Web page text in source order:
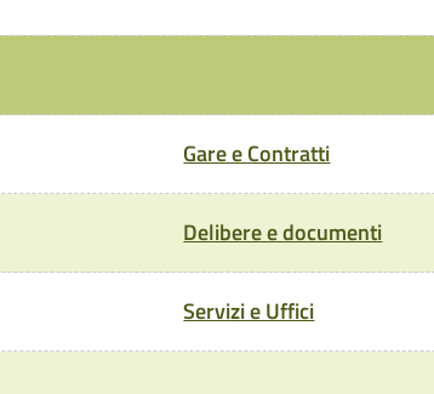
Gare e Contratti
Delibere e documenti
Servizi e Uffici